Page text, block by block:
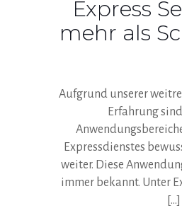
Express
mehr als
Aufgrund unserer
Erfahrung
Expressdienstes
weiter. Diese
immer bekannt. Unter
[…]